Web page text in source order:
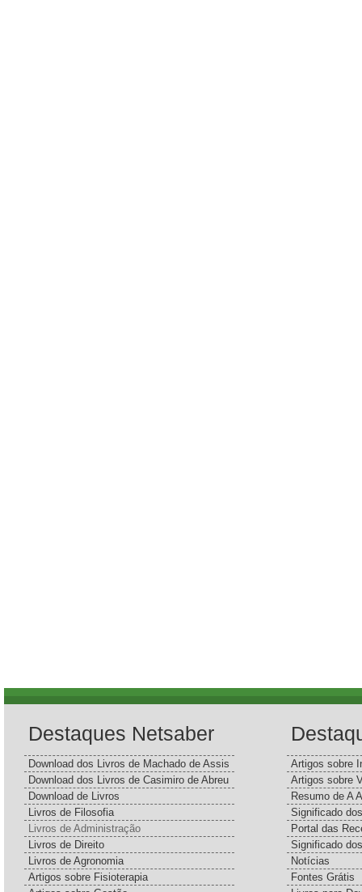
Destaques Netsaber
Download dos Livros de Machado de Assis
Download dos Livros de Casimiro de Abreu
Download de Livros
Livros de Filosofia
Livros de Administração
Livros de Direito
Livros de Agronomia
Artigos sobre Fisioterapia
Artigos sobre
Artigos sobre
Resumo de A
Significado
Portal das
Significado
Notícias
Fontes Grátis